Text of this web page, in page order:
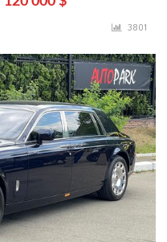
3801